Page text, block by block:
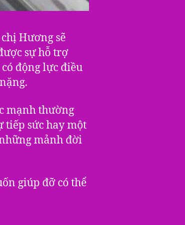
Hương sẽ
sự hỗ trợ
động lực điều
mạnh thường
tiếp sức hay một
mảnh đời
giúp đỡ có thể